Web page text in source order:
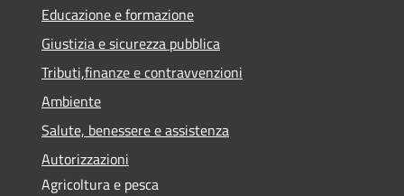
Educazione e formazione
Giustizia e sicurezza pubblica
Tributi,finanze e contravvenzioni
Ambiente
Salute, benessere e assistenza
Autorizzazioni
Agricoltura e pesca